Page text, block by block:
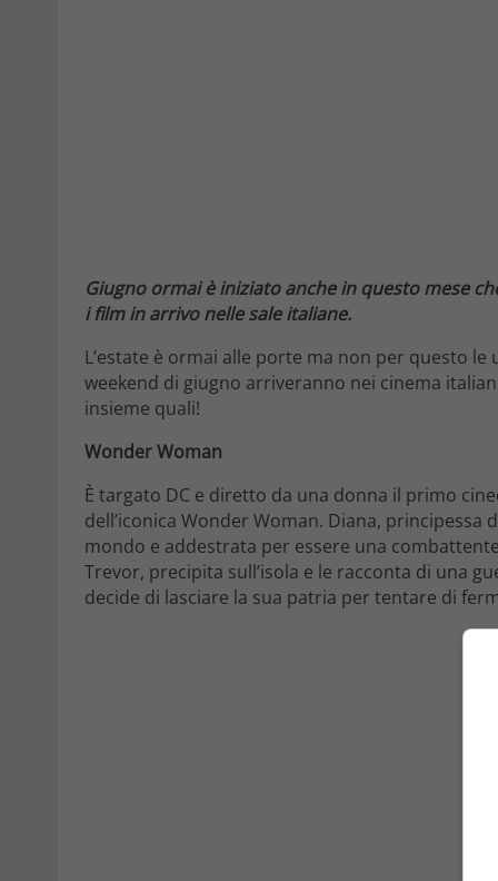
Giugno ormai è iniziato anche in questo mese
i film in arrivo nelle sale italiane.
L’estate è ormai alle porte ma non per questo
weekend di giugno arriveranno nei cinema
insieme quali!
Wonder Woman
È targato DC e diretto da una donna il primo
dell’iconica Wonder Woman. Diana, principessa
mondo e addestrata per essere una
Trevor, precipita sull’isola e le racconta di una
decide di lasciare la sua patria per tentare di